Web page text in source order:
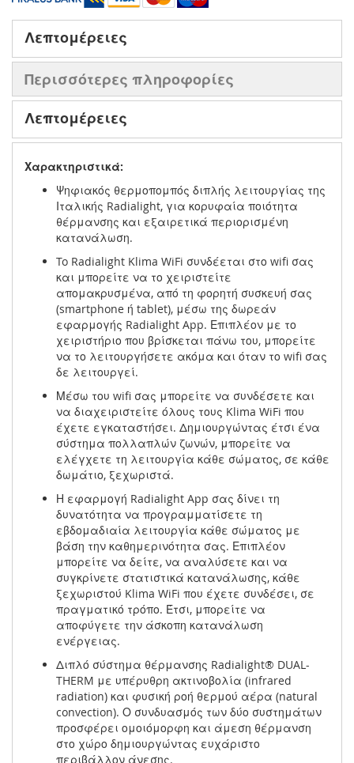
Λεπτομέρειες
Περισσότερες πληροφορίες
Λεπτομέρειες
Χαρακτηριστικά:
Ψηφιακός θερμοπομπός διπλής λειτουργίας της
Ιταλικής Radialight, για κορυφαία ποιότητα
θέρμανσης και εξαιρετικά περιορισμένη
κατανάλωση.
To Radialight Klima WiFi συνδέεται στο wifi σας
και μπορείτε να το χειριστείτε
απομακρυσμένα, από τη φορητή συσκευή σας
(smartphone ή tablet), μέσω της δωρεάν
εφαρμογής Radialight App. Επιπλέον με το
χειριστήριο που βρίσκεται πάνω του, μπορείτε
να το λειτουργήσετε ακόμα και όταν το wifi σας
δε λειτουργεί.
Μέσω του wifi σας μπορείτε να συνδέσετε και
να διαχειριστείτε όλους τους Klima WiFi που
έχετε εγκαταστήσει. Δημιουργώντας έτσι ένα
σύστημα πολλαπλών ζωνών, μπορείτε να
ελέγχετε τη λειτουργία κάθε σώματος, σε κάθε
δωμάτιο, ξεχωριστά.
Η εφαρμογή Radialight App σας δίνει τη
δυνατότητα να προγραμματίσετε τη
εβδομαδιαία λειτουργία κάθε σώματος με
βάση την καθημερινότητα σας. Επιπλέον
μπορείτε να δείτε, να αναλύσετε και να
συγκρίνετε στατιστικά κατανάλωσης, κάθε
ξεχωριστού Klima WiFi που έχετε συνδέσει, σε
πραγματικό τρόπο. Έτσι, μπορείτε να
αποφύγετε την άσκοπη κατανάλωση
ενέργειας.
Διπλό σύστημα θέρμανσης Radialight® DUAL-
THERM με υπέρυθρη ακτινοβολία (infrared
radiation) και φυσική ροή θερμού αέρα (natural
convection). Ο συνδυασμός των δύο συστημάτων
προσφέρει ομοιόμορφη και άμεση θέρμανση
στο χώρο δημιουργώντας ευχάριστο
περιβάλλον άνεσης.